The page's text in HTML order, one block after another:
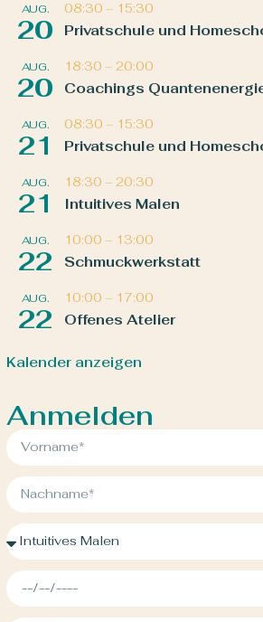
AUG.
20
08:30 – 15:30
Privatschule und
AUG.
20
18:30 – 20:00
Coachings
AUG.
21
08:30 – 15:30
Privatschule und
AUG.
21
18:30 – 20:30
Intuitives Malen
AUG.
22
10:00 – 13:00
Schmuckwerkstatt
AUG.
22
10:00 – 17:00
Offenes Atelier
Kalender anzeigen
Anmelden